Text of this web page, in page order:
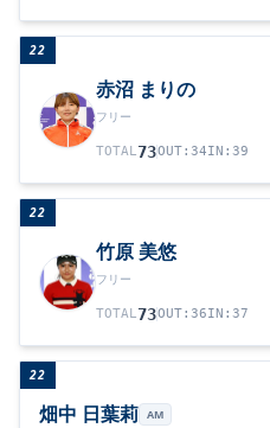
22
赤沼 まりの
フリー
TOTAL73OUT: 34IN : 39
22
竹原 美悠
フリー
TOTAL73OUT: 36IN : 37
22
畑中 日葉莉 AM